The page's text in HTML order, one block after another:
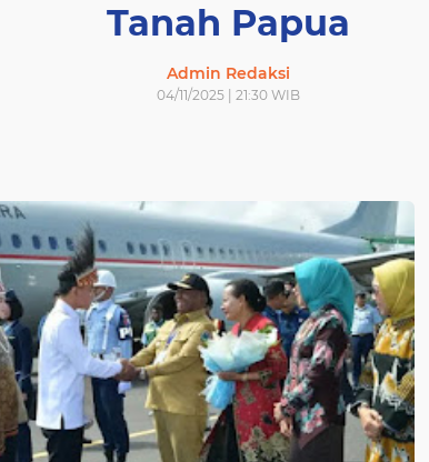
Tanah Papua
Admin Redaksi
04/11/2025 | 21:30 WIB